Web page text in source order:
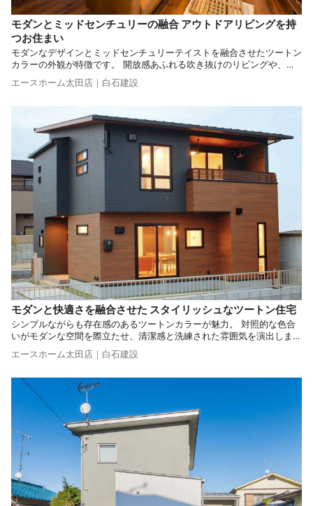
モダンとミッドセンチュリーの融合 アウトドアリビングを持
つお住まい
モダンなデザインとミッドセンチュリーテイストを融合させたツートン
カラーの外観が特徴です。 開放感あふれる吹き抜けのリビングや、木
目調のキッチンが、暖かみとかっこよさを演出。 リラックスできる空
間作りをコンセプトに、断熱性や耐震性にも優れた家づくりを実現しま
エースホーム太田店｜白石建設
モダンと快適さを融合させた スタイリッシュなツートン住宅
シンプルながらも存在感のあるツートンカラーが魅力。 対照的な色合
いがモダンな空間を際立たせ、清潔感と洗練された雰囲気を演出しま
す。 毎日を快適に過ごせる工夫が随所に散りばめられた、現代生活に
寄り添ったお住まいです。
エースホーム太田店｜白石建設